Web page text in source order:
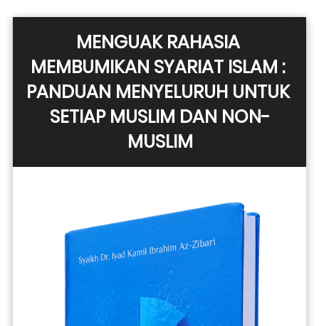
MENGUAK RAHASIA
MEMBUMIKAN SYARIAT ISLAM :
PANDUAN MENYELURUH UNTUK
SETIAP MUSLIM DAN NON-
MUSLIM